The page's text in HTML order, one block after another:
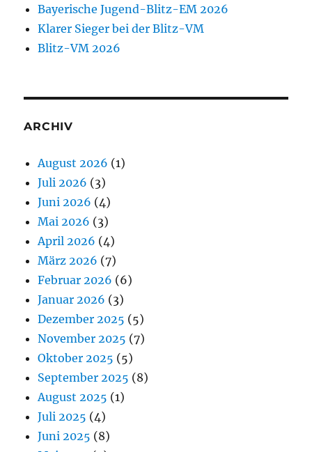
Bayerische Jugend-Blitz-EM 2026
Klarer Sieger bei der Blitz-VM
Blitz-VM 2026
ARCHIV
August 2026 (1)
Juli 2026 (3)
Juni 2026 (4)
Mai 2026 (3)
April 2026 (4)
März 2026 (7)
Februar 2026 (6)
Januar 2026 (3)
Dezember 2025 (5)
November 2025 (7)
Oktober 2025 (5)
September 2025 (8)
August 2025 (1)
Juli 2025 (4)
Juni 2025 (8)